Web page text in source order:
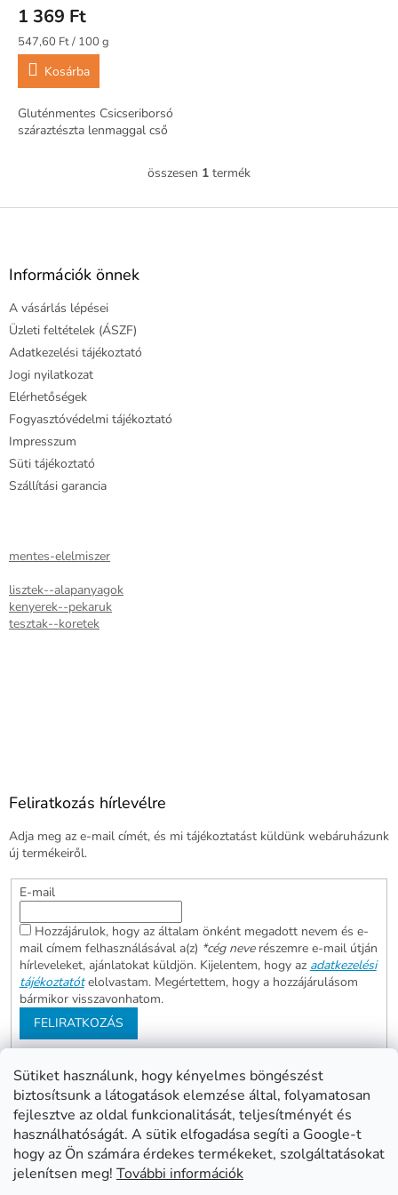
Sütiket használunk, hogy kényelmes böngészést
biztosítsunk a látogatások elemzése által, folyamatosan
fejlesztve az oldal funkcionalitását, teljesítményét és
használhatóságát. A sütik elfogadása segíti a Google-t
hogy az Ön számára érdekes termékeket, szolgáltatásokat
jelenítsen meg! További információk
1 369 Ft
Egységár:
547,60 Ft / 100 g
Kosárba
Gluténmentes Csicseriborsó
száraztészta lenmaggal cső
L
s
összesen 1 termék
L
Információk önnek
A vásárlás lépései
Üzleti feltételek (ÁSZF)
Adatkezelési tájékoztató
Jogi nyilatkozat
Elérhetőségek
Fogyasztóvédelmi tájékoztató
Impresszum
Süti tájékoztató
Szállítási garancia
mentes-elelmiszer
lisztek--alapanyagok
kenyerek--pekaruk
tesztak--koretek
Feliratkozás hírlevélre
Adja meg az e-mail címét, és mi tájékoztatást küldünk webáruházunk
új termékeiről.
E-mail
Hozzájárulok, hogy az általam önként megadott nevem és e-
mail címem felhasználásával a(z) *cég neverészemre e-mail útján
hírleveleket, ajánlatokat küldjön. Kijelentem, hogy az adatkezelési
tájékoztatót elolvastam. Megértettem, hogy a hozzájárulásom
bármikor visszavonhatom.
FELIRATKOZÁS
Abonett
Mester Család
Civita